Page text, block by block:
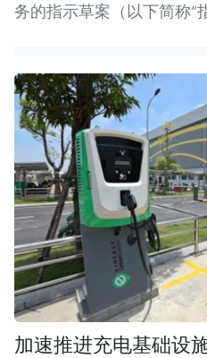
务的指示草案（以下简称“
加速推进充电基础设